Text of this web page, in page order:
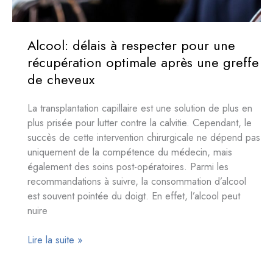
Alcool: délais à respecter pour une
récupération optimale après une greffe
de cheveux
La transplantation capillaire est une solution de plus en
plus prisée pour lutter contre la calvitie. Cependant, le
succès de cette intervention chirurgicale ne dépend pas
uniquement de la compétence du médecin, mais
également des soins post-opératoires. Parmi les
recommandations à suivre, la consommation d’alcool
est souvent pointée du doigt. En effet, l’alcool peut
nuire
Alcool:
Lire la suite »